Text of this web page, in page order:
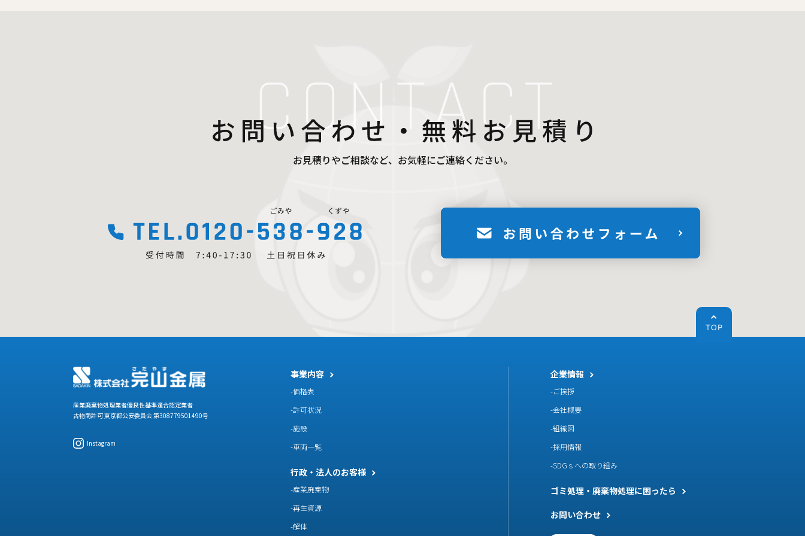
お見積りやご相談など、お気軽にご連絡ください。
産業廃棄物処理業者優良性基準適合認定業者
古物商許可 東京都公安委員会 第308779501490号
Instagram
事業内容
価格表
許可状況
施設
車両一覧
行政・法人のお客様
産業廃棄物
再生資源
解体
企業情報
ご挨拶
会社概要
組織図
採用情報
SDGｓへの取り組み
ゴミ処理・廃棄物処理に困ったら
お問い合わせ